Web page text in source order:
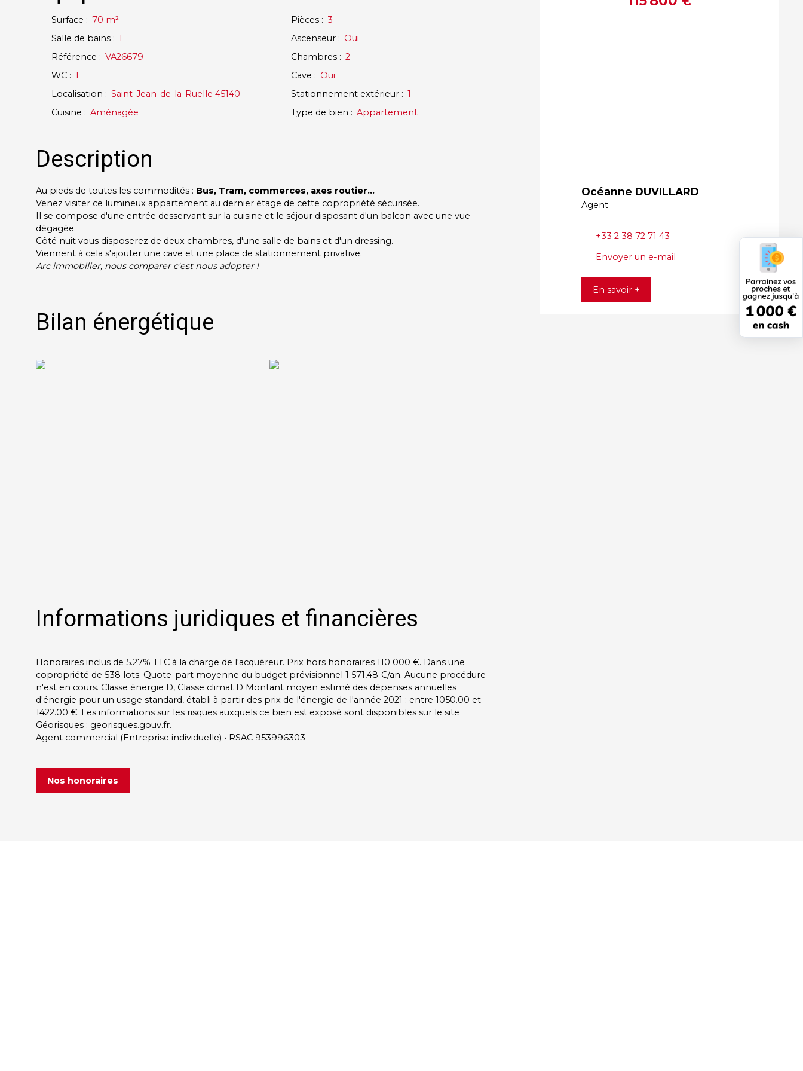
Surface : 70 m² Pièces : 3
Salle de bains : 1 Ascenseur : Oui
Référence : VA26679 Chambres : 2
WC : 1 Cave : Oui
Localisation : Saint-Jean-de-la-Ruelle 45140 Stationnement extérieur : 1
Cuisine : Aménagée Type de bien : Appartement
Description
Au pieds de toutes les commodités : Bus, Tram, commerces, axes routier...
Venez visiter ce lumineux appartement au dernier étage de cette copropriété sécurisée.
Il se compose d'une entrée desservant sur la cuisine et le séjour disposant d'un balcon avec une vue
dégagée.
Côté nuit vous disposerez de deux chambres, d'une salle de bains et d'un dressing.
Viennent à cela s'ajouter une cave et une place de stationnement privative.
Arc immobilier, nous comparer c'est nous adopter !
Bilan énergétique
Informations juridiques et financières
Honoraires inclus de 5.27% TTC à la charge de l'acquéreur. Prix hors honoraires 110 000 €. Dans une
copropriété de 538 lots. Quote-part moyenne du budget prévisionnel 1 571,48 €/an. Aucune procédure
n'est en cours. Classe énergie D, Classe climat D Montant moyen estimé des dépenses annuelles
d'énergie pour un usage standard, établi à partir des prix de l'énergie de l'année 2021 : entre 1050.00 et
1422.00 €. Les informations sur les risques auxquels ce bien est exposé sont disponibles sur le site
Géorisques : georisques.gouv.fr.
Agent commercial (Entreprise individuelle) • RSAC 953996303
Nos honoraires
Océanne DUVILLARD
Agent
+33 2 38 72 71 43
Envoyer un e-mail
En savoir +